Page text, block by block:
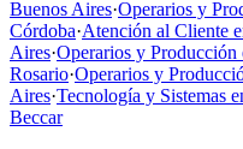
Buenos Aires·Operarios y
Córdoba·Atención al Cliente
Aires·Operarios y Producción
Rosario·Operarios y
Aires·Tecnología y Sistemas
Beccar